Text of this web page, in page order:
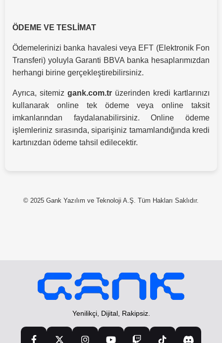
ÖDEME VE TESLİMAT
Ödemelerinizi banka havalesi veya EFT (Elektronik Fon
Transferi) yoluyla Garanti BBVA banka hesaplarımızdan
herhangi birine gerçekleştirebilirsiniz.
Ayrıca, sitemiz gank.com.tr üzerinden kredi kartlarınızı
kullanarak online tek ödeme veya online taksit
imkanlarından faydalanabilirsiniz. Online ödeme
işlemleriniz sırasında, siparişiniz tamamlandığında kredi
kartınızdan ödeme tahsil edilecektir.
© 2025 Gank Yazılım ve Teknoloji A.Ş. Tüm Hakları Saklıdır.
Yenilikçi, Dijital, Rakipsiz.